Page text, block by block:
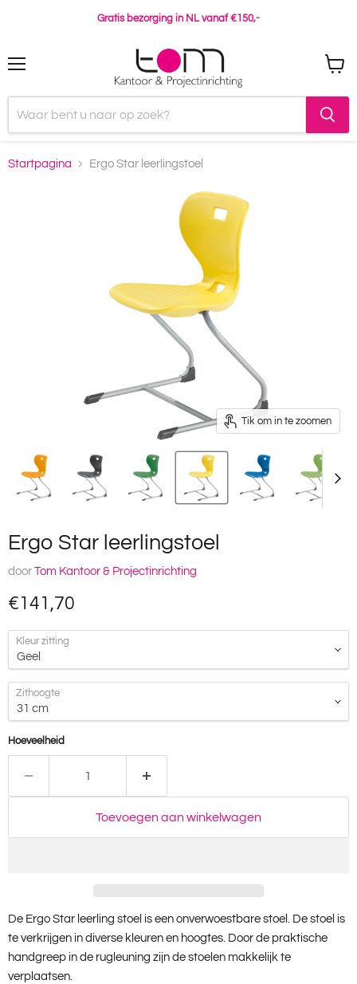
Gratis bezorging in NL vanaf €150,-
Startpagina Ergo Star leerlingstoel
Tik om in te zoomen
Ergo Star leerlingstoel
door Tom Kantoor & Projectinrichting
Huidige prijs
€141,70
Kleur zitting
Zithoogte
Hoeveelheid
Toevoegen aan winkelwagen
De Ergo Star leerling stoel is een onverwoestbare stoel. De stoel is
te verkrijgen in diverse kleuren en hoogtes. Door de praktische
handgreep in de rugleuning zijn de stoelen makkelijk te
verplaatsen.